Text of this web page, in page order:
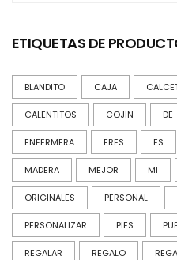
ETIQUETAS DE
BLANDITO CAJA
CALENTITOS COJIN DE
ENFERMERA ERES ES
MADERA MEJOR MI
ORIGINALES PERSONAL
PERSONALIZAR PIES
REGALAR REGALO